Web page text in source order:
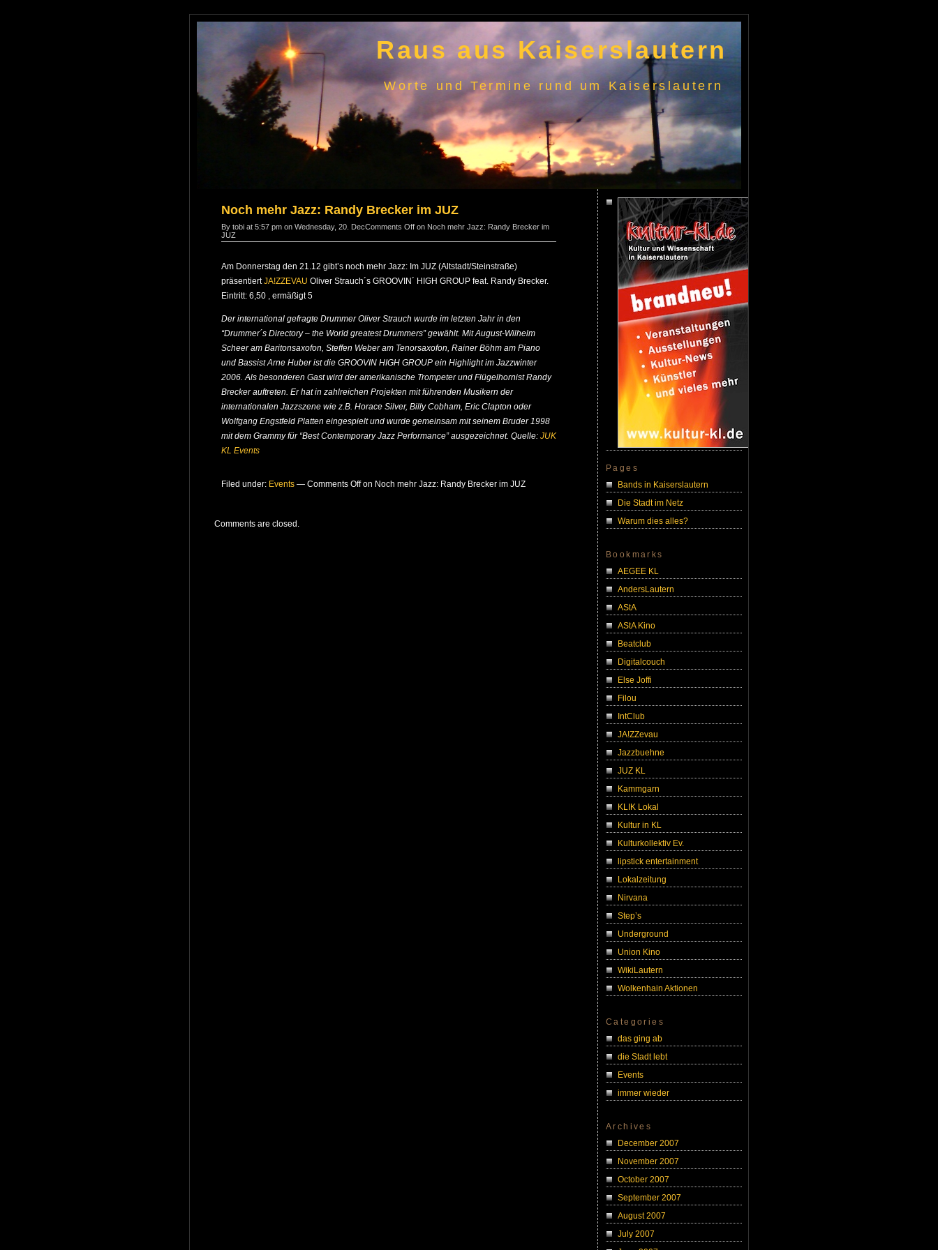
Raus aus Kaiserslautern
Worte und Termine rund um Kaiserslautern
Noch mehr Jazz: Randy Brecker im JUZ
By tobi at 5:57 pm on Wednesday, 20. DecComments Off on Noch mehr Jazz: Randy Brecker im
JUZ
Am Donnerstag den 21.12 gibt’s noch mehr Jazz: Im JUZ (Altstadt/Steinstraße)
präsentiertJA!ZZEVAU Oliver Strauch´s GROOVIN´ HIGH GROUP feat. Randy Brecker.
Eintritt: 6,50 , ermäßigt 5 
Der international gefragte Drummer Oliver Strauch wurde im letzten Jahr in den
“Drummer´s Directory – the World greatest Drummers” gewählt. Mit August-Wilhelm
Scheer am Baritonsaxofon, Steffen Weber am Tenorsaxofon, Rainer Böhm am Piano
und Bassist Arne Huber ist die GROOVIN HIGH GROUP ein Highlight im Jazzwinter
2006. Als besonderen Gast wird der amerikanische Trompeter und Flügelhornist Randy
Brecker auftreten. Er hat in zahlreichen Projekten mit führenden Musikern der
internationalen Jazzszene wie z.B. Horace Silver, Billy Cobham, Eric Clapton oder
Wolfgang Engstfeld Platten eingespielt und wurde gemeinsam mit seinem Bruder 1998
mit dem Grammy für “Best Contemporary Jazz Performance” ausgezeichnet. Quelle: JUK
KL Events
Filed under: Events — Comments Offon Noch mehr Jazz: Randy Brecker im JUZ
Comments are closed.
Pages
Bands in Kaiserslautern
Die Stadt im Netz
Warum dies alles?
Bookmarks
AEGEE KL
AndersLautern
AStA
AStA Kino
Beatclub
Digitalcouch
Else Joffi
Filou
IntClub
JA!ZZevau
Jazzbuehne
JUZ KL
Kammgarn
KLIK Lokal
Kultur in KL
Kulturkollektiv Ev.
lipstick entertainment
Lokalzeitung
Nirvana
Step’s
Underground
Union Kino
WikiLautern
Wolkenhain Aktionen
Categories
das ging ab
die Stadt lebt
Events
immer wieder
Archives
December 2007
November 2007
October 2007
September 2007
August 2007
July 2007